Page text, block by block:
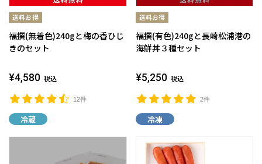
福撰(無着色)240gと梅の香ひじ
きのセット
12件
¥4,580 税込
冷蔵
福撰(有色)240gと長崎松浦港の
海鮮丼３種セット
2件
¥5,250 税込
冷凍